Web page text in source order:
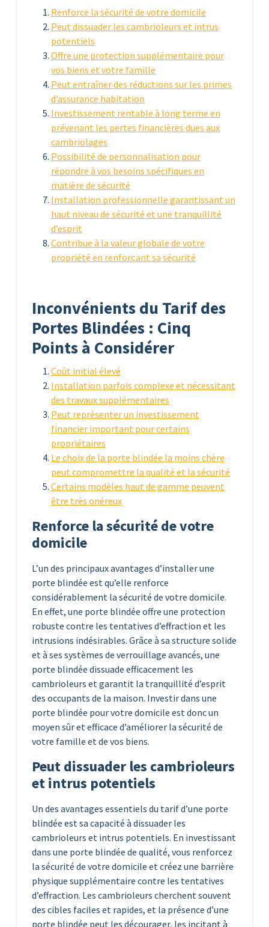
Renforce la sécurité de votre domicile
Peut dissuader les cambrioleurs et intrus
potentiels
Offre une protection supplémentaire pour
vos biens et votre famille
Peut entraîner des réductions sur les primes
d’assurance habitation
Investissement rentable à long terme en
prévenant les pertes financières dues aux
cambriolages
Possibilité de personnalisation pour
répondre à vos besoins spécifiques en
matière de sécurité
Installation professionnelle garantissant un
haut niveau de sécurité et une tranquillité
d’esprit
Contribue à la valeur globale de votre
propriété en renforçant sa sécurité
Inconvénients du Tarif des
Portes Blindées : Cinq
Points à Considérer
Coût initial élevé
Installation parfois complexe et nécessitant
des travaux supplémentaires
Peut représenter un investissement
financier important pour certains
propriétaires
Le choix de la porte blindée la moins chère
peut compromettre la qualité et la sécurité
Certains modèles haut de gamme peuvent
être très onéreux
Renforce la sécurité de votre
domicile
L’un des principaux avantages d’installer une
porte blindée est qu’elle renforce
considérablement la sécurité de votre domicile.
En effet, une porte blindée offre une protection
robuste contre les tentatives d’effraction et les
intrusions indésirables. Grâce à sa structure solide
et à ses systèmes de verrouillage avancés, une
porte blindée dissuade efficacement les
cambrioleurs et garantit la tranquillité d’esprit
des occupants de la maison. Investir dans une
porte blindée pour votre domicile est donc un
moyen sûr et efficace d’améliorer la sécurité de
votre famille et de vos biens.
Peut dissuader les cambrioleurs
et intrus potentiels
Un des avantages essentiels du tarif d’une porte
blindée est sa capacité à dissuader les
cambrioleurs et intrus potentiels. En investissant
dans une porte blindée de qualité, vous renforcez
la sécurité de votre domicile et créez une barrière
physique supplémentaire contre les tentatives
d’effraction. Les cambrioleurs cherchent souvent
des cibles faciles et rapides, et la présence d’une
porte blindée peut les décourager, les incitant à